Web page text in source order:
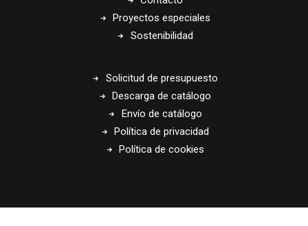
Proyectos especiales
Sostenibilidad
Solicitud de presupuesto
Descarga de catálogo
Envío de catálogo
Política de privacidad
Política de cookies